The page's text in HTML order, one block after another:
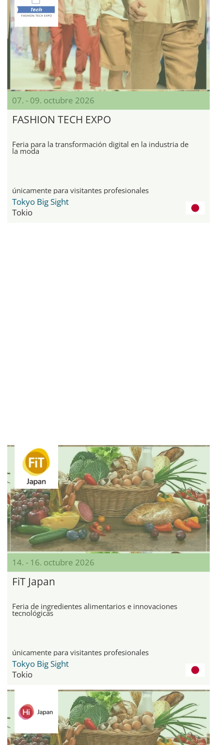
07. - 09. octubre 2026
FASHION TECH EXPO
Feria para la transformación digital en la industria de
la moda
únicamente para visitantes profesionales
Tokyo Big Sight
Tokio
14. - 16. octubre 2026
FiT Japan
Feria de ingredientes alimentarios e innovaciones
tecnológicas
únicamente para visitantes profesionales
Tokyo Big Sight
Tokio